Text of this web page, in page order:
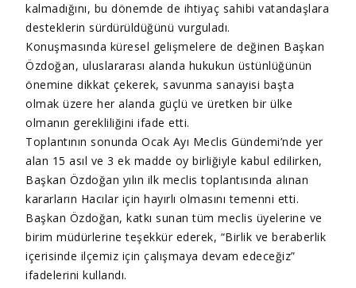
kalmadığını, bu dönemde de ihtiyaç sahibi vatandaşlara
desteklerin sürdürüldüğünü vurguladı.
Konuşmasında küresel gelişmelere de değinen Başkan
Özdoğan, uluslararası alanda hukukun üstünlüğünün
önemine dikkat çekerek, savunma sanayisi başta
olmak üzere her alanda güçlü ve üretken bir ülke
olmanın gerekliliğini ifade etti.
Toplantının sonunda Ocak Ayı Meclis Gündemi’nde yer
alan 15 asıl ve 3 ek madde oy birliğiyle kabul edilirken,
Başkan Özdoğan yılın ilk meclis toplantısında alınan
kararların Hacılar için hayırlı olmasını temenni etti.
Başkan Özdoğan, katkı sunan tüm meclis üyelerine ve
birim müdürlerine teşekkür ederek, “Birlik ve beraberlik
içerisinde ilçemiz için çalışmaya devam edeceğiz”
ifadelerini kullandı.